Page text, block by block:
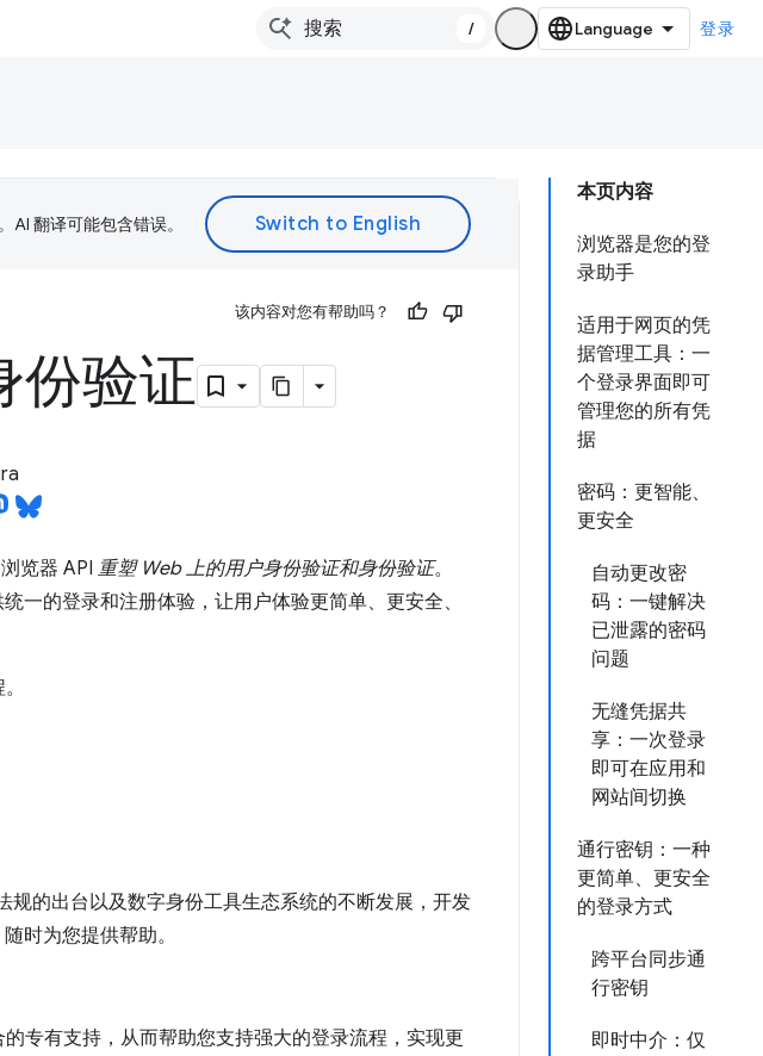
/ 登录
本页内容
浏览器是您的登
录助手
适用于网页的凭
据管理工具：一
个登录界面即可
管理您的所有凭
据
密码：更智能、
更安全
自动更改密
码：一键解决
已泄露的密码
问题
无缝凭据共
享：一次登录
即可在应用和
网站间切换
通行密钥：一种
更简单、更安全
的登录方式
跨平台同步通
行密钥
即时中介：仅
翻译可能包含错误。
该内容对您有帮助吗？
份验证
览器 API 重塑 Web 上的用户身份验证和身份验证。
一的登录和注册体验，让用户体验更简单、更安全、
的出台以及数字身份工具生态系统的不断发展，开发
时为您提供帮助。
专有支持，从而帮助您支持强大的登录流程，实现更